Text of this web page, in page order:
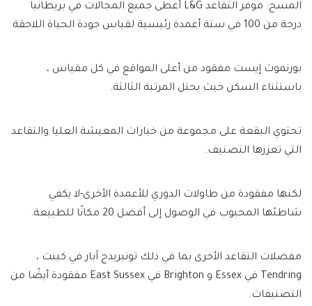
المسح: موفر التقاعد L&G أعطى جميع المجالات في بريطانيا
درجة من 100 في ستة أعمدة رئيسية لقياس جودة الحياة اللاحقة
بورنموث إيست مفقود من أعلى المواقع في كل مقياس ،
باستثناء السكن حيث يحتل المرتبة الثالثة.
تحتوي البقعة على مجموعة من خيارات المعيشة العليا والتقاعد
التي تعززها التصنيف.
لكنها مفقودة من طاولات الدوري للأعمدة الأخرى-لا يكفي
شاطئها المحبوب في الوصول إلى أفضل 20 مكانًا للطبيعة.
مفضلات التقاعد الأخرى بما في ذلك تونبريدج آبار في كينت ،
Tendring في Essex و Brighton في East Sussex مفقودة أيضًا من
التصنيفات.